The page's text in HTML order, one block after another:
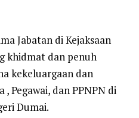
Jabatan di Kejaksaan
khidmat dan penuh
kekeluargaan dan
Pegawai, dan PPNPN di
Dumai.